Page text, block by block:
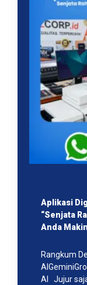
Aplikasi
“Senjata
Anda
Rangkum
AI Jujur